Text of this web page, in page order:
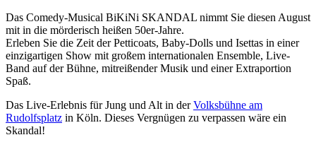
Das Comedy-Musical BiKiNi SKANDAL nimmt Sie diesen August
mit in die mörderisch heißen 50er-Jahre.
Erleben Sie die Zeit der Petticoats, Baby-Dolls und Isettas in einer
einzigartigen Show mit großem internationalen Ensemble, Live-
Band auf der Bühne, mitreißender Musik und einer Extraportion
Spaß.
Das Live-Erlebnis für Jung und Alt in derVolksbühne am
Rudolfsplatz in Köln. Dieses Vergnügen zu verpassen wäre ein
Skandal!